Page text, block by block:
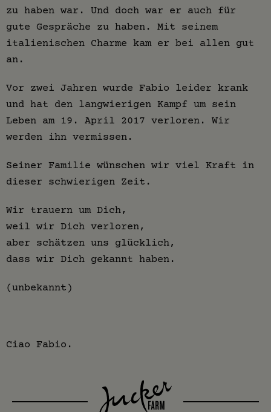
zu haben war. Und doch war er auch für
gute Gespräche zu haben. Mit seinem
italienischen Charme kam er bei allen gut
an.
Vor zwei Jahren wurde Fabio leider krank
und hat den langwierigen Kampf um sein
Leben am 19. April 2017 verloren. Wir
werden ihn vermissen.
Seiner Familie wünschen wir viel Kraft in
dieser schwierigen Zeit.
Wir trauern um Dich,
weil wir Dich verloren,
aber schätzen uns glücklich,
dass wir Dich gekannt haben.
(unbekannt)
Ciao Fabio.